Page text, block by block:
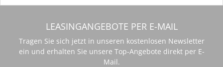
LEASINGANGEBOTE PER E-MAIL
Tragen Sie sich jetzt in unseren kostenlosen Newsletter
ein und erhalten Sie unsere Top-Angebote direkt per E-
Mail.